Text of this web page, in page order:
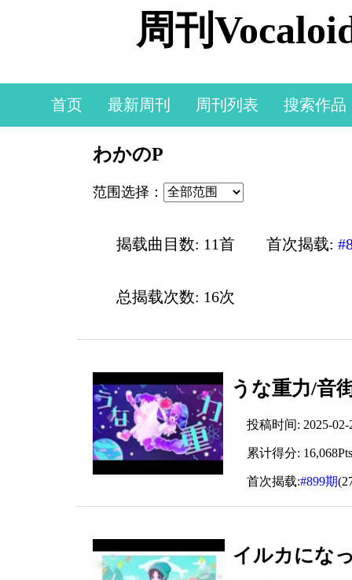
周刊
首页 最新周刊 周刊列表 搜索作品
わかのP
范围选择：
揭载曲目数: 11首 首次揭载:
总揭载次数: 16次
うな重力/音
投稿时间: 2025-02-
累计得分:
首次揭载:#899期
イルカにな